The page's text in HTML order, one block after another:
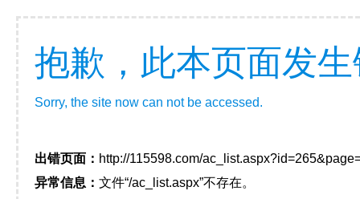
抱歉，此本页面发
Sorry, the site now can not be accessed.
出错页面： http://115598.com/
异常信息： 文件“/ac_list.aspx”不存在。